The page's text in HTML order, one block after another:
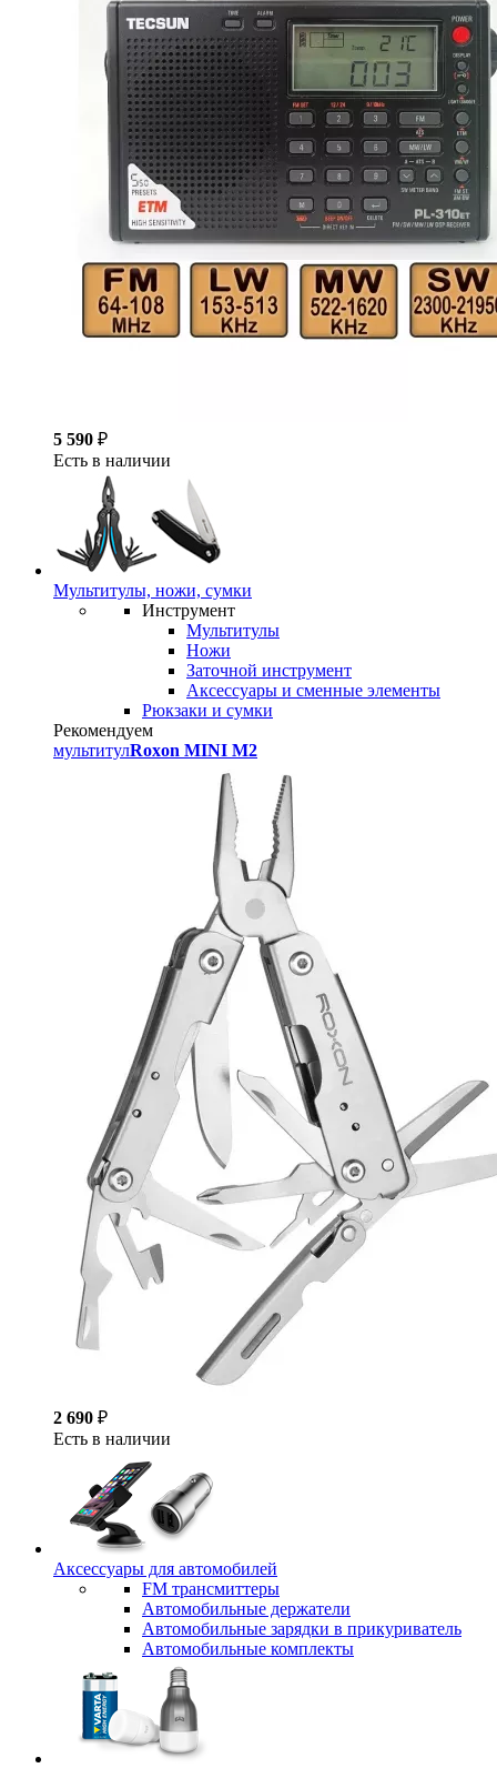
5 590 ₽
Есть в наличии
Мультитулы, ножи, сумки
Инструмент
Мультитулы
Ножи
Заточной инструмент
Аксессуары и сменные элементы
Рюкзаки и сумки
Рекомендуем
мультитулRoxon MINI M2
2 690 ₽
Есть в наличии
Аксессуары для автомобилей
FM трансмиттеры
Автомобильные держатели
Автомобильные зарядки в прикуриватель
Автомобильные комплекты